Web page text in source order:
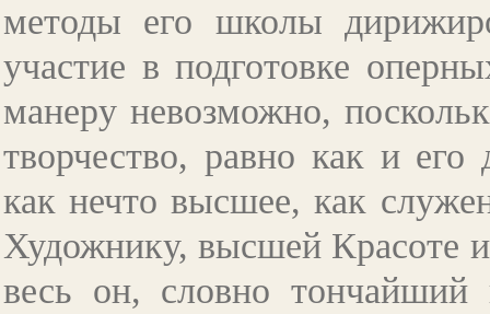
методы его школы
участие в подготовке
манеру невозможно,
творчество, равно как и
как нечто высшее, как
Художнику, высшей Красоте
весь он, словно тончайший